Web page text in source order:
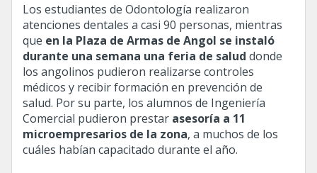
Los estudiantes de Odontología realizaron
atenciones dentales a casi 90 personas, mientras
que en la Plaza de Armas de Angol se instaló
durante una semana una feria de salud donde
los angolinos pudieron realizarse controles
médicos y recibir formación en prevención de
salud. Por su parte, los alumnos de Ingeniería
Comercial pudieron prestar asesoría a 11
microempresarios de la zona, a muchos de los
cuáles habían capacitado durante el año.